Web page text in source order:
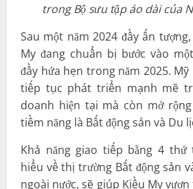
trong Bộ sưu tập áo dài của
Sau một năm 2024 đầy ấn
My đang chuẩn bị bước vào
đầy hứa hẹn trong năm 2025.
tiếp tục phát triển mạnh mẽ
doanh hiện tại mà còn mở
tiềm năng là Bất động sản và Du
Khả năng giao tiếp bằng 4 thứ
hiểu về thị trường Bất động sản
ngoài nước, sẽ giúp Kiều My